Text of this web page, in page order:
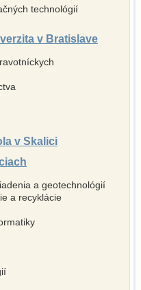
technológií
v Bratislave
v Skalici
a geotechnológií
a recyklácie